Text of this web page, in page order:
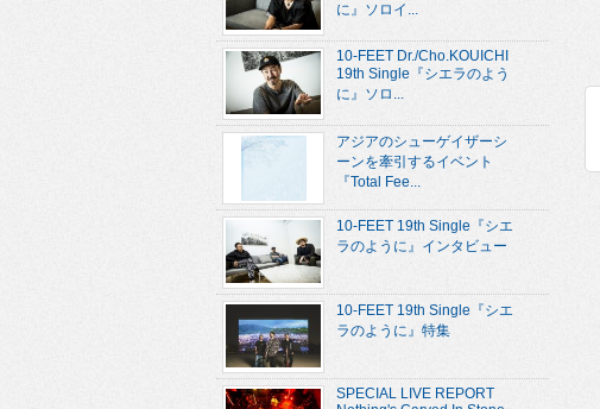
に』ソロイ...
10-FEET Dr./Cho.KOUICHI
19th Single『シエラのよう
に』ソロ...
アジアのシューゲイザーシ
ーンを牽引するイベント
『Total Fee...
10-FEET 19th Single『シエ
ラのように』インタビュー
10-FEET 19th Single『シエ
ラのように』特集
SPECIAL LIVE REPORT